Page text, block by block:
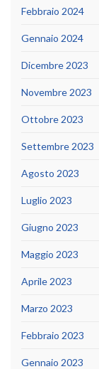
Febbraio 2024
Gennaio 2024
Dicembre 2023
Novembre 2023
Ottobre 2023
Settembre 2023
Agosto 2023
Luglio 2023
Giugno 2023
Maggio 2023
Aprile 2023
Marzo 2023
Febbraio 2023
Gennaio 2023